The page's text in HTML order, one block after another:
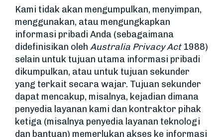
Kami tidak akan mengumpulkan, menyimpan,
menggunakan, atau mengungkapkan
informasi pribadi Anda (sebagaimana
didefinisikan oleh Australia Privacy Act1988)
selain untuk tujuan utama informasi pribadi
dikumpulkan, atau untuk tujuan sekunder
yang terkait secara wajar. Tujuan sekunder
dapat mencakup, misalnya, kejadian dimana
penyedia layanan kami dan kontraktor pihak
ketiga (misalnya penyedia layanan teknologi
dan bantuan) memerlukan akses ke informasi